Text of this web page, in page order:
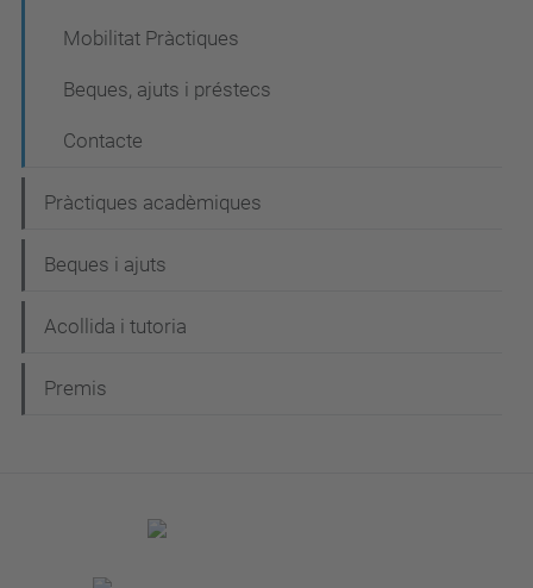
Mobilitat Pràctiques
Beques, ajuts i préstecs
Contacte
Pràctiques acadèmiques
Beques i ajuts
Acollida i tutoria
Premis